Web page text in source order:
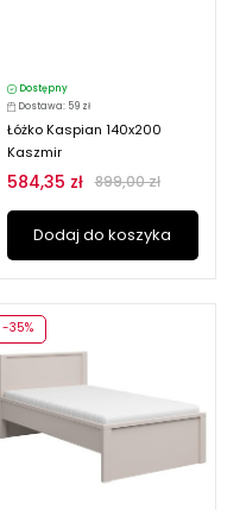
Dostępny
Dostawa: 59 zł
Łóżko Kaspian 140x200
Kaszmir
584,35 zł 899,00 zł
Dodaj do koszyka
-35%